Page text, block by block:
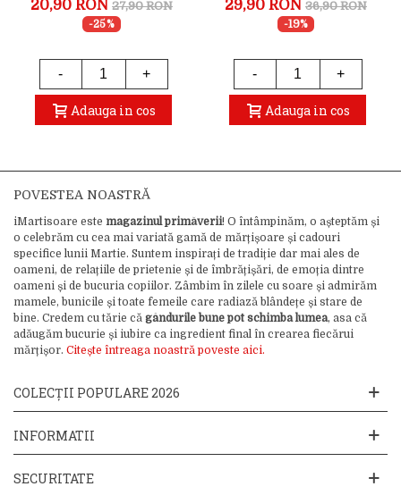
20,90 RON 27,90 RON
-25%
- +
Adauga in cos
29,90 RON 36,90 RON
-19%
- +
Adauga in cos
POVESTEA NOASTRĂ
iMartisoare este magazinul primăverii! O întâmpinăm, o așteptăm și
o celebrăm cu cea mai variată gamă de mărțișoare și cadouri
specifice lunii Martie. Suntem inspirați de tradiție dar mai ales de
oameni, de relațiile de prietenie și de îmbrățișări, de emoția dintre
oameni și de bucuria copiilor. Zâmbim în zilele cu soare și admirăm
mamele, bunicile și toate femeile care radiază blândețe și stare de
bine. Credem cu tărie că gândurile bune pot schimba lumea, asa că
adăugăm bucurie și iubire ca ingredient final în crearea fiecărui
mărțișor. Citește întreaga noastră poveste aici.
COLECȚII POPULARE 2026
INFORMATII
SECURITATE